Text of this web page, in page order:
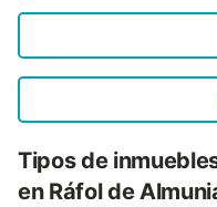
Tipos de
en Ráfol de